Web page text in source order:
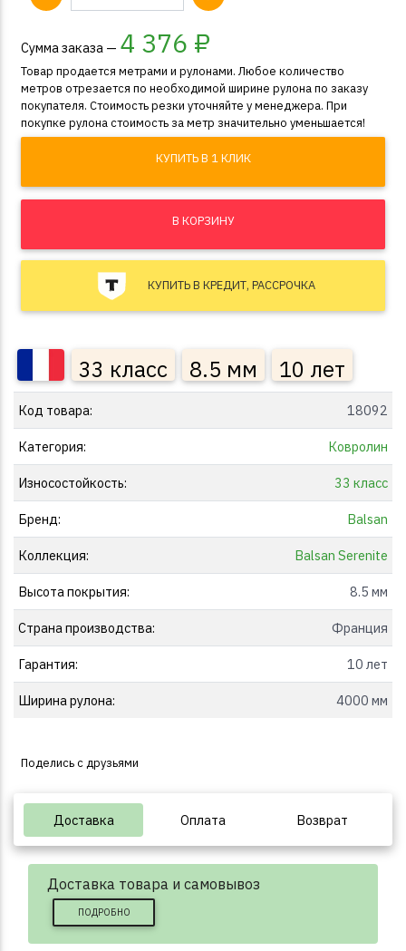
Сумма заказа — 4 376 ₽
Товар продается метрами и рулонами. Любое количество
метров отрезается по необходимой ширине рулона по заказу
покупателя. Стоимость резки уточняйте у менеджера. При
покупке рулона стоимость за метр значительно уменьшается!
КУПИТЬ В 1 КЛИК
В КОРЗИНУ
КУПИТЬ В КРЕДИТ, РАССРОЧКА
33 класс 8.5 мм 10 лет
Код товара: 18092
Категория: Ковролин
Износостойкость: 33 класс
Бренд: Balsan
Коллекция: Balsan Serenite
Высота покрытия: 8.5 мм
Страна производства: Франция
Гарантия: 10 лет
Ширина рулона: 4000 мм
Поделись с друзьями
Доставка Оплата Возврат
Доставка товара и самовывоз
ПОДРОБНО